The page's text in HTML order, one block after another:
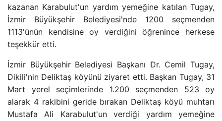
kazanan Karabulut'un yardım yemeğine katılan Tugay,
İzmir Büyükşehir Belediyesi'nde 1200 seçmenden
1113'ünün kendisine oy verdiğini öğrenince herkese
teşekkür etti.
İzmir Büyükşehir Belediyesi Başkanı Dr. Cemil Tugay,
Dikili'nin Deliktaş köyünü ziyaret etti. Başkan Tugay, 31
Mart yerel seçimlerinde 1.200 seçmenden 523 oy
alarak 4 rakibini geride bırakan Deliktaş köyü muhtarı
Mustafa Ali Karabulut'un verdiği yardım yemeğine